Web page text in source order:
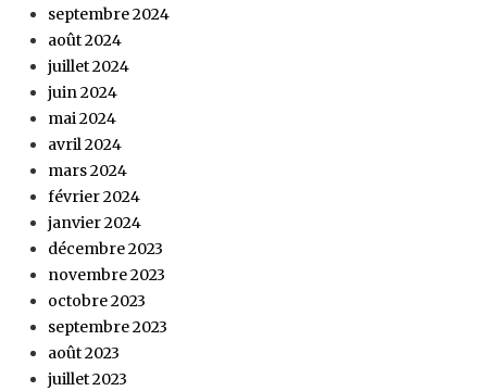
septembre 2024
août 2024
juillet 2024
juin 2024
mai 2024
avril 2024
mars 2024
février 2024
janvier 2024
décembre 2023
novembre 2023
octobre 2023
septembre 2023
août 2023
juillet 2023